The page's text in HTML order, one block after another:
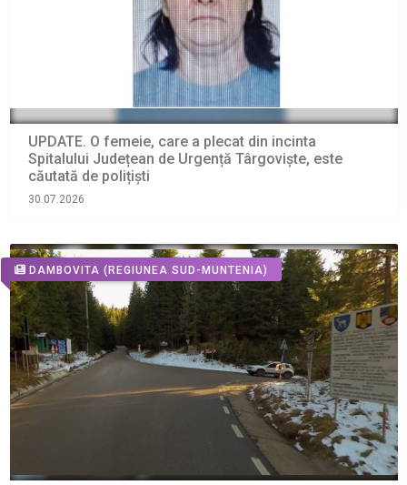
UPDATE. O femeie, care a plecat din incinta
Spitalului Județean de Urgență Târgoviște, este
căutată de polițiști
30.07.2026
DAMBOVITA (REGIUNEA SUD-MUNTENIA)